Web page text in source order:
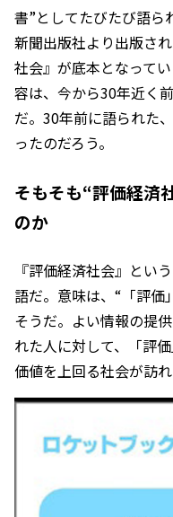
書”としてたびたび語ら
新聞出版社より出版さ
社会』が底本となって
容は、今から30年近く
だ。30年前に語られた
ったのだろう。
そもそも“評価経済
のか
『評価経済社会』とい
語だ。意味は、“「評価
そうだ。よい情報の提
れた人に対して、「評
価値を上回る社会が訪